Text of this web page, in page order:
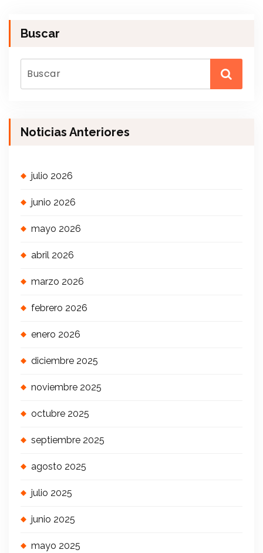
Buscar
Noticias Anteriores
julio 2026
junio 2026
mayo 2026
abril 2026
marzo 2026
febrero 2026
enero 2026
diciembre 2025
noviembre 2025
octubre 2025
septiembre 2025
agosto 2025
julio 2025
junio 2025
mayo 2025